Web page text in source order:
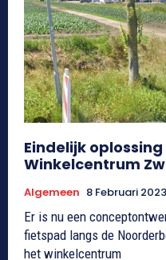
Eindelijk
Winkelcentrum
Algemeen 8 Februari 2023
Er is nu een
fietspad langs de
het winkelcentrum